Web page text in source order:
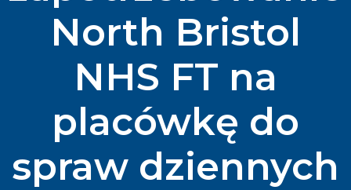
North Bristol
NHS FT na
placówkę do
spraw dziennych